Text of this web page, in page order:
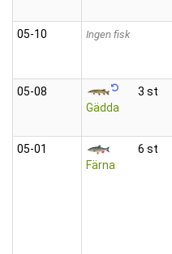
05‑10 Ingen fisk
05‑08
Gädda
3 st
05‑01
Färna
6 st